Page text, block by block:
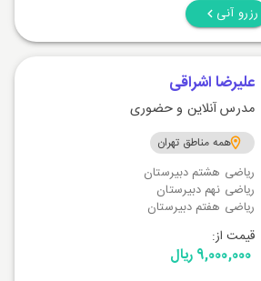
رزرو آنی
علیرضا اشراقی
مدرس آنلاین و حضوری
همه مناطق تهران
ریاضی هشتم دبیرستان
ریاضی نهم دبیرستان
ریاضی هفتم دبیرستان
قیمت از:
9,000,000 ریال